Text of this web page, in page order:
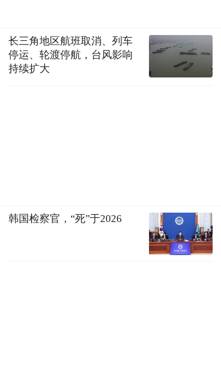
长三角地区航班取消、列车
停运、轮渡停航，台风影响
持续扩大
韩国检察官，“死”于2026